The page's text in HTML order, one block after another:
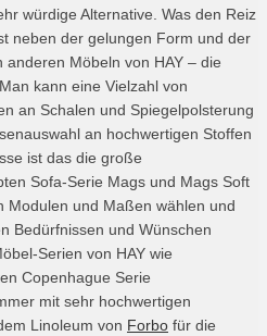
würdige Alternative. Was den Reiz
neben der gelungen Form und der
Möbeln von HAY – die
kann eine Vielzahl von
an Schalen und Spiegelpolsterung
an hochwertigen Stoffen
ist das die große
Sofa-Serie Mags und Mags Soft
Modulen und Maßen wählen und
Bedürfnissen und Wünschen
Serien von HAY wie
Copenhague Serie
mit sehr hochwertigen
Linoleum von Forbo für die